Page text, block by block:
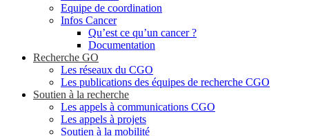
Equipe de coordination
Infos Cancer
Qu’est ce qu’un cancer ?
Documentation
Recherche GO
Les réseaux du CGO
Les publications des équipes de recherche CGO
Soutien à la recherche
Les appels à communications CGO
Les appels à projets
Soutien à la mobilité